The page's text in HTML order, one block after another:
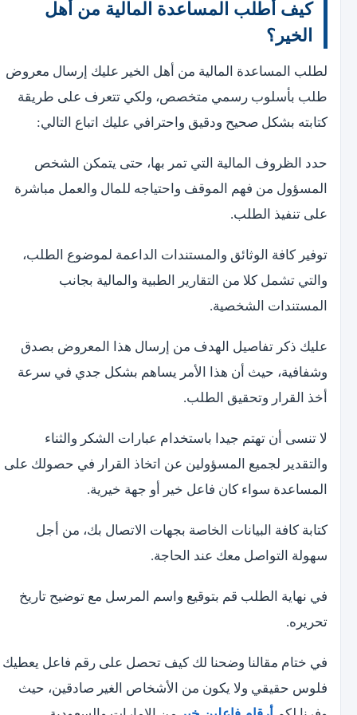
كيف أطلب المساعدة المالية من أهل
الخير؟
لطلب المساعدة المالية من أهل الخير عليك إرسال معروض
طلب بأسلوب رسمي متخصص، ولكي تتعرف على طريقة
كتابته بشكل صحيح ودقيق واحترافي عليك اتباع التالي:
حدد الظروف المالية التي تمر بها، حتى يتمكن الشخص
المسؤول من فهم الموقف واحتياجه للمال والعمل مباشرة
على تنفيذ الطلب.
توفير كافة الوثائق والمستندات الداعمة لموضوع الطلب،
والتي تشمل كلا من التقارير الطبية والمالية بجانب
المستندات الشخصية.
عليك ذكر تفاصيل الهدف من إرسال هذا المعروض بصدق
وشفافية، حيث أن هذا الأمر يساهم بشكل جدي في سرعة
أخذ القرار وتحقيق الطلب.
لا تنسى أن تهتم جيدا باستخدام عبارات الشكر والثناء
والتقدير لجميع المسؤولين عن اتخاذ القرار في حصولك على
المساعدة سواء كان فاعل خير أو جهة خيرية.
كتابة كافة البيانات الخاصة بجهات الاتصال بك، من أجل
سهولة التواصل معك عند الحاجة.
في نهاية الطلب قم بتوقيع واسم المرسل مع توضيح تاريخ
تحريره.
في ختام مقالنا وضحنا لك كيف تحصل على رقم فاعل يعطيك
فلوس حقيقي ولا يكون من الأشخاص الغير صادقين، حيث